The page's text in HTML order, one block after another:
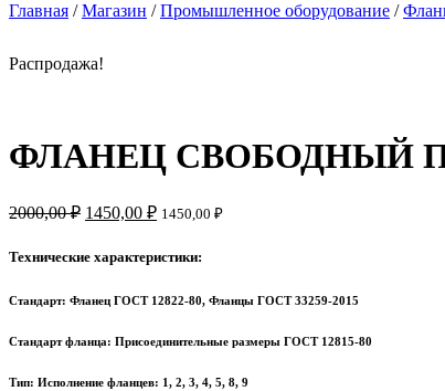
Главная /Магазин /Промышленное оборудование /
Распродажа!
ФЛАНЕЦ СВОБОДНЫЙ
2000,00₽ 1450,00 ₽ 1450,00 ₽
Технические характеристики:
Стандарт: Фланец ГОСТ 12822-80, Фланцы ГОСТ 33259-2015
Стандарт фланца: Присоединительные размеры ГОСТ 12815-80
Тип: Исполнение фланцев: 1, 2, 3, 4, 5, 8, 9